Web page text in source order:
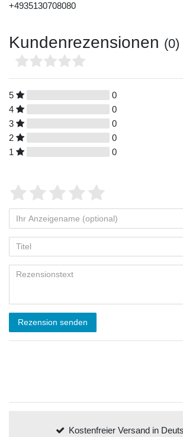
+4935130708080
Kundenrezensionen (0)
5
0
4
0
3
0
2
0
1
0
Rezension senden
Kostenfreier Versand in